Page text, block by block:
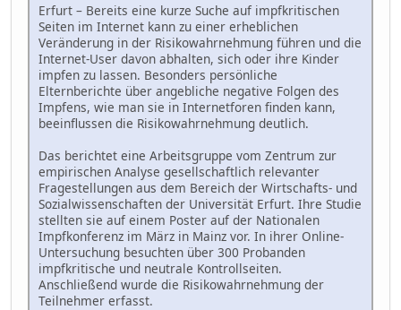
Erfurt – Bereits eine kurze Suche auf impfkritischen
Seiten im Internet kann zu einer erheblichen
Veränderung in der Risikowahrnehmung führen und die
Internet-User davon abhalten, sich oder ihre Kinder
impfen zu lassen. Besonders persönliche
Elternberichte über angebliche negative Folgen des
Impfens, wie man sie in Internetforen finden kann,
beeinflussen die Risikowahrnehmung deutlich.
Das berichtet eine Arbeitsgruppe vom Zentrum zur
empirischen Analyse gesellschaftlich relevanter
Fragestellungen aus dem Bereich der Wirtschafts- und
Sozialwissenschaften der Universität Erfurt. Ihre Studie
stellten sie auf einem Poster auf der Nationalen
Impfkonferenz im März in Mainz vor. In ihrer Online-
Untersuchung besuchten über 300 Probanden
impfkritische und neutrale Kontrollseiten.
Anschließend wurde die Risikowahrnehmung der
Teilnehmer erfasst.